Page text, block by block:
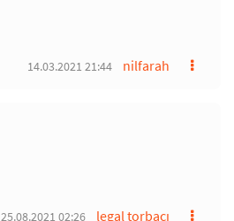
nilfarah
14.03.2021 21:44
legal torbacı
25.08.2021 02:26